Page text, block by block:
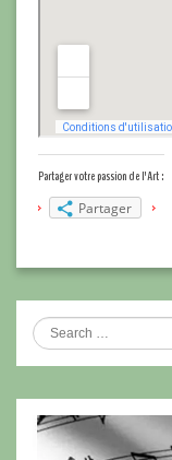
Partager votre passion de l'Art :
Partager
Search